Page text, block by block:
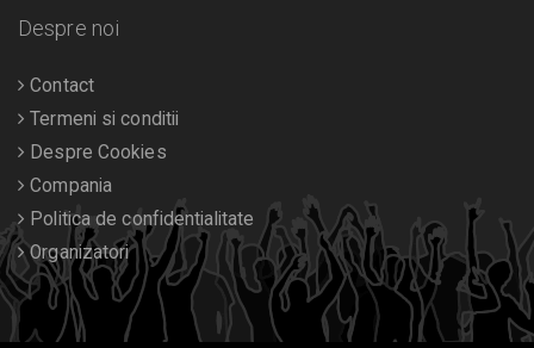
Despre noi
Contact
Termeni si conditii
Despre Cookies
Compania
Politica de confidentialitate
Organizatori